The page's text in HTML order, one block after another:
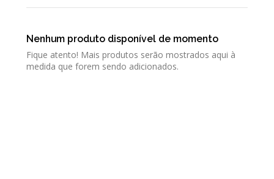
Nenhum produto disponível de momento
Fique atento! Mais produtos serão mostrados aqui à
medida que forem sendo adicionados.